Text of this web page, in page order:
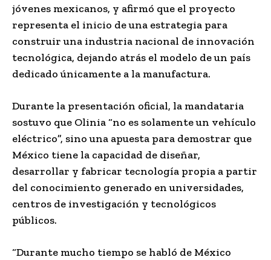
jóvenes mexicanos, y afirmó que el proyecto
representa el inicio de una estrategia para
construir una industria nacional de innovación
tecnológica, dejando atrás el modelo de un país
dedicado únicamente a la manufactura.
Durante la presentación oficial, la mandataria
sostuvo que Olinia “no es solamente un vehículo
eléctrico”, sino una apuesta para demostrar que
México tiene la capacidad de diseñar,
desarrollar y fabricar tecnología propia a partir
del conocimiento generado en universidades,
centros de investigación y tecnológicos
públicos.
“Durante mucho tiempo se habló de México